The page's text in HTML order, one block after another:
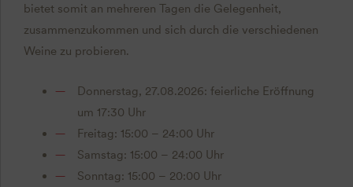
bietet somit an mehreren Tagen die Gelegenheit,
zusammenzukommen und sich durch die verschiedenen
Weine zu probieren.
Donnerstag, 27.08.2026: feierliche Eröffnung
um 17:30 Uhr
Freitag: 15:00 – 24:00 Uhr
Samstag: 15:00 – 24:00 Uhr
Sonntag: 15:00 – 20:00 Uhr